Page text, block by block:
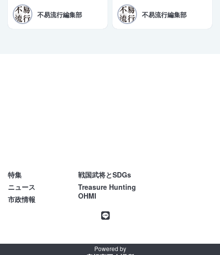
文化庁に提出した。三日月大造滋
賀県知事と田島一成彦根市長が同
日コメントを発表。「令和10年の
不易流行編集部
を開講しております。商工会議所
の会員企業様限定の特別価格もご
用意しております。
不易流行編集部
不易流行
特集
ニュース
市政情報
戦国武将とSDGs
Treasure Hunting
OHMI
Powered by